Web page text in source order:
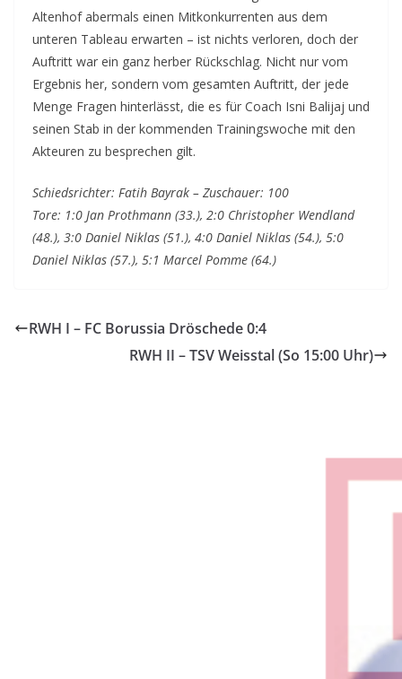
Altenhof abermals einen Mitkonkurrenten aus dem
unteren Tableau erwarten – ist nichts verloren, doch der
Auftritt war ein ganz herber Rückschlag. Nicht nur vom
Ergebnis her, sondern vom gesamten Auftritt, der jede
Menge Fragen hinterlässt, die es für Coach Isni Balijaj und
seinen Stab in der kommenden Trainingswoche mit den
Akteuren zu besprechen gilt.
Schiedsrichter: Fatih Bayrak – Zuschauer: 100
Tore: 1:0 Jan Prothmann (33.), 2:0 Christopher Wendland
(48.), 3:0 Daniel Niklas (51.), 4:0 Daniel Niklas (54.), 5:0
Daniel Niklas (57.), 5:1 Marcel Pomme (64.)
RWH I – FC Borussia Dröschede 0:4
RWH II – TSV Weisstal (So 15:00 Uhr)